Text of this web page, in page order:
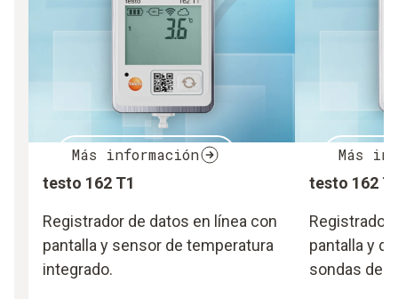
Más información
testo 162 T1
Registrador de datos en línea con
pantalla y sensor de temperatura
integrado.
Más
testo 162
Registrador
pantalla y
sondas de